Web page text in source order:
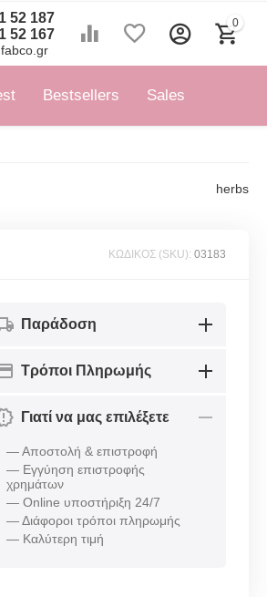
52 187
52 167
0
Bestsellers Sales
herbs
ΚΩΔΙΚΟΣ (SKU): 03183
Παράδοση
Τρόποι Πληρωμής
Γιατί να μας επιλέξετε
— Αποστολή & επιστροφή
— Εγγύηση επιστροφής
χρημάτων
— Online υποστήριξη 24/7
— Διάφοροι τρόποι πληρωμής
— Καλύτερη τιμή